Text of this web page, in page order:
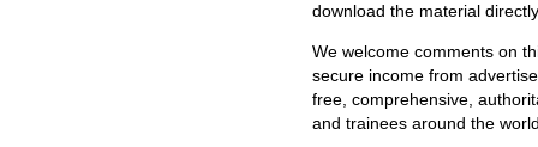
download the material
We welcome comments on
secure income from
free, comprehensive,
and trainees around the